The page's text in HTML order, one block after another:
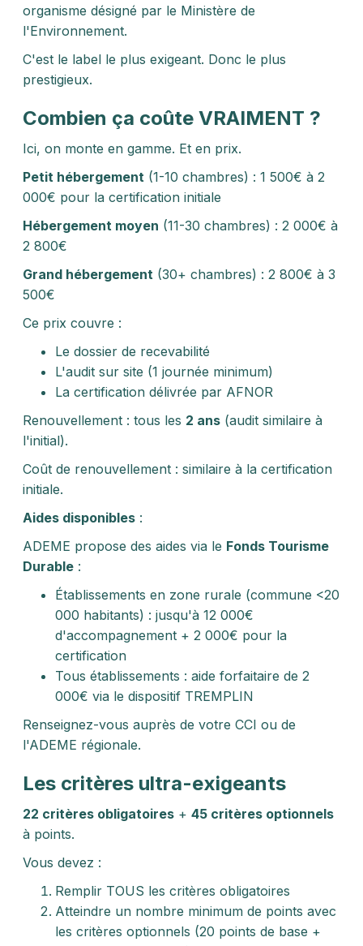
organisme désigné par le Ministère de
l'Environnement.
C'est le label le plus exigeant. Donc le plus
prestigieux.
Combien ça coûte VRAIMENT ?
Ici, on monte en gamme. Et en prix.
Petit hébergement (1-10 chambres) : 1 500€ à 2
000€ pour la certification initiale
Hébergement moyen (11-30 chambres) : 2 000€ à
2 800€
Grand hébergement (30+ chambres) : 2 800€ à 3
500€
Ce prix couvre :
Le dossier de recevabilité
L'audit sur site (1 journée minimum)
La certification délivrée par AFNOR
Renouvellement : tous les 2 ans (audit similaire à
l'initial).
Coût de renouvellement : similaire à la certification
initiale.
Aides disponibles :
ADEME propose des aides via le Fonds Tourisme
Durable :
Établissements en zone rurale (commune <20
000 habitants) : jusqu'à 12 000€
d'accompagnement + 2 000€ pour la
certification
Tous établissements : aide forfaitaire de 2
000€ via le dispositif TREMPLIN
Renseignez-vous auprès de votre CCI ou de
l'ADEME régionale.
Les critères ultra-exigeants
22 critères obligatoires + 45 critères optionnels
à points.
Vous devez :
Remplir TOUS les critères obligatoires
Atteindre un nombre minimum de points avec
les critères optionnels (20 points de base +